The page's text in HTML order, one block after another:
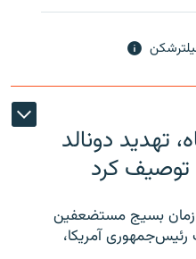
تهدید دونالد
توصیف کرد
بسیج مستضعفین
رئیس‌جمهوری آمریکا،